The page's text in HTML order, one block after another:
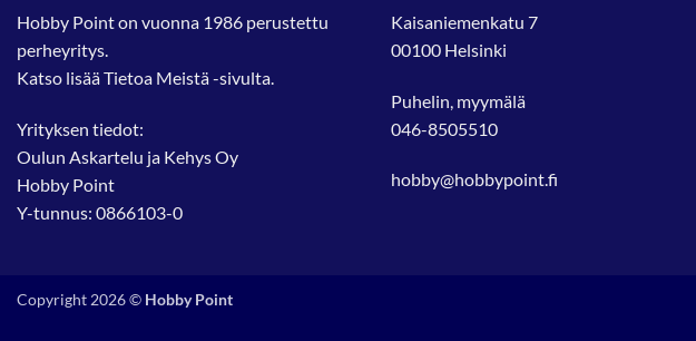
Hobby Point on vuonna 1986 perustettu
perheyritys.
Katso lisääTietoa Meistä-sivulta.
Yrityksen tiedot:
Oulun Askartelu ja Kehys Oy
Hobby Point
Y-tunnus: 0866103-0
Kaisaniemenkatu 7
00100 Helsinki
Puhelin, myymälä
046-8505510
hobby@hobbypoint.fi
Copyright 2026 © Hobby Point